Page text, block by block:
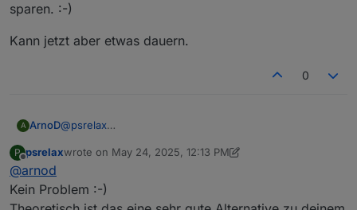
sparen. :-)
Kann jetzt aber etwas dauern.
0
A ArnoD@psrelax
Das Thema EVCC werde ich mir mal anschauen, es liest
Eventuell kann ich mir dann das Thema Wallbox steuern
Kann jetzt aber etwas dauern.
P
Offline
psrelaxwrote on May 24, 2025, 12:13 PM
last edited by psrelaxMay 24, 2025, 2:15 PM
@arnod
Kein Problem :-)